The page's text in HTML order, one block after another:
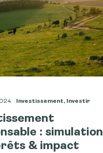
Investissement, Investir
: simulation
& impact